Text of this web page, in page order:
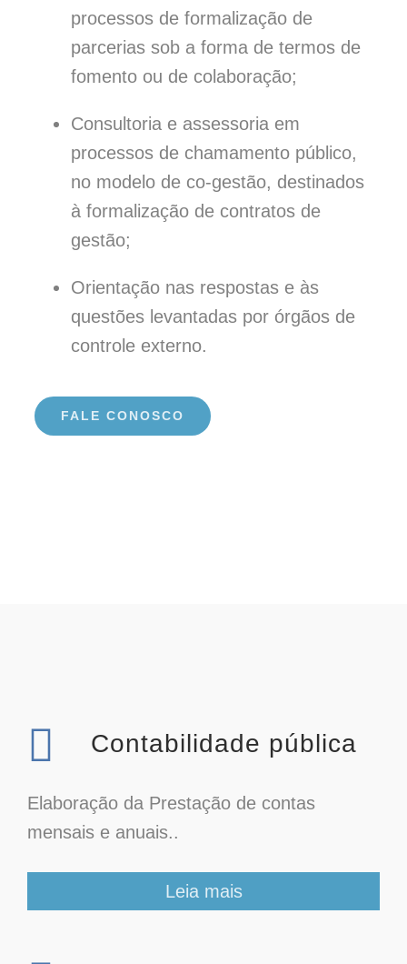
processos de formalização de
parcerias sob a forma de termos de
fomento ou de colaboração;
Consultoria e assessoria em
processos de chamamento público,
no modelo de co-gestão, destinados
à formalização de contratos de
gestão;
Orientação nas respostas e às
questões levantadas por órgãos de
controle externo.
FALE CONOSCO
Contabilidade pública
Elaboração da Prestação de contas
mensais e anuais..
Leia mais